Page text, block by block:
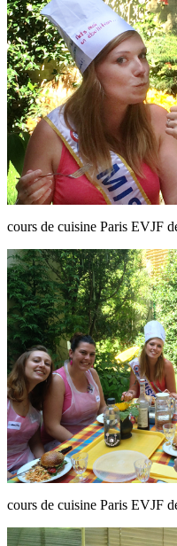
cours de cuisine Paris EVJF
cours de cuisine Paris EVJF